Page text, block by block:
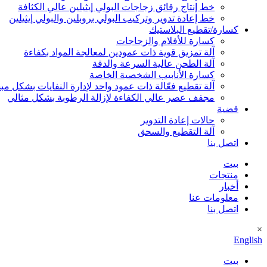
خط إنتاج رقائق زجاجات البولي إيثيلين عالي الكثافة
خط إعادة تدوير وتركيب البولي بروبلين والبولي إيثيلين
كسارة/تقطيع البلاستيك
كسارة للأفلام والزجاجات
آلة تمزيق قوية ذات عمودين لمعالجة المواد بكفاءة
آلة الطحن عالية السرعة والدقة
كسارة الأنابيب الشخصية الخاصة
آلة تقطيع فعّالة ذات عمود واحد لإدارة النفايات بشكل
مجفف عصر عالي الكفاءة لإزالة الرطوبة بشكل مثالي
قضية
حالات إعادة التدوير
آلة التقطيع والسحق
اتصل بنا
بيت
منتجات
أخبار
معلومات عنا
اتصل بنا
×
English
بيت